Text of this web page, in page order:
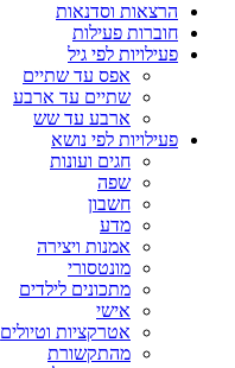
הרצאות וסדנאות
חוברות פעילות
פעילויות לפי גיל
אפס עד שתיים
שתיים עד ארבע
ארבע עד שש
פעילויות לפי נושא
חגים ועונות
שפה
חשבון
מדע
אמנות ויצירה
מונטסורי
מתכונים לילדים
אישי
אטרקציות וטיולים
מהתקשורת